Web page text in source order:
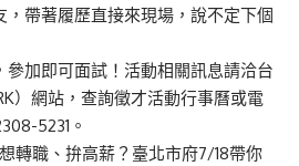
帶著履歷直接來現場，說不定下個
參加即可面試！活動相關訊息請洽台
）網站 ，查詢徵才活動行事曆或電
5231。
想轉職、拚高薪？臺北市府7/18帶你